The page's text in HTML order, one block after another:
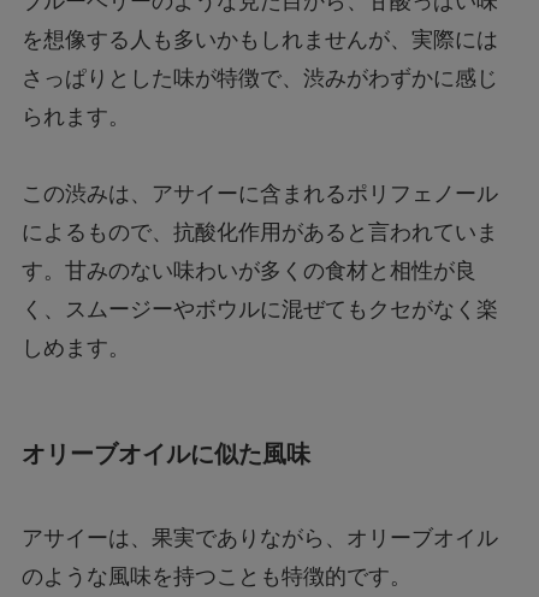
を想像する人も多いかもしれませんが、実際には
さっぱりとした味が特徴で、渋みがわずかに感じ
られます。
この渋みは、アサイーに含まれるポリフェノール
によるもので、抗酸化作用があると言われていま
す。甘みのない味わいが多くの食材と相性が良
く、スムージーやボウルに混ぜてもクセがなく楽
しめます。
オリーブオイルに似た風味
アサイーは、果実でありながら、オリーブオイル
のような風味を持つことも特徴的です。